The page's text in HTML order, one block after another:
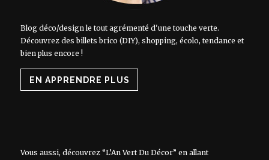
Blog déco/design le tout agrémenté d'une touche verte.
Découvrez des billets brico (DIY), shopping, écolo, tendance et
bien plus encore !
EN APPRENDRE PLUS
Vous aussi, découvrez “L’An Vert Du Décor” en allant